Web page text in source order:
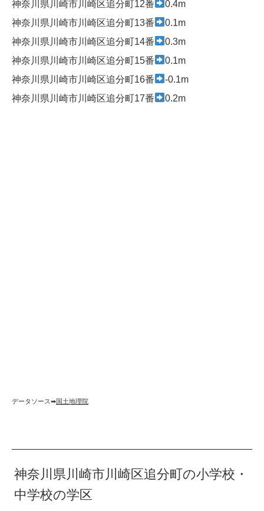
神奈川県川崎市川崎区追分町12番
0.4m
神奈川県川崎市川崎区追分町13番
0.1m
神奈川県川崎市川崎区追分町14番
0.3m
神奈川県川崎市川崎区追分町15番
0.1m
神奈川県川崎市川崎区追分町16番
-0.1m
神奈川県川崎市川崎区追分町17番
0.2m
データソース➡︎国土地理院
神奈川県川崎市川崎区追分町の小学校・
中学校の学区